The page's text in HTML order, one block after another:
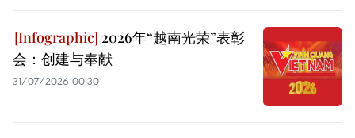
2026年“越南光荣”表彰
会：创建与奉献
31/07/2026 00:30